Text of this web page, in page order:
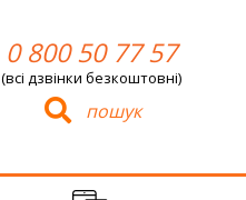
0 800 50 77 57
(всі дзвінки безкоштовні)
пошук